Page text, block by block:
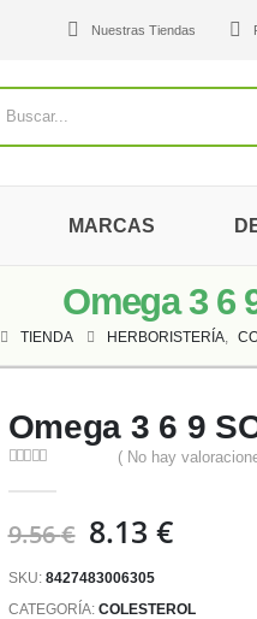
Nuestras Tiendas
MARCAS
Omega 3 6
TIENDA HERBORISTERÍA,
Omega 3 6 9
( No hay
9.56€ El
original
8.13 €El
SKU: 8427483006305
CATEGORÍA: COLESTEROL